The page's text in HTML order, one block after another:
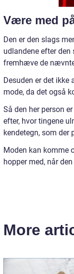
Være med
Den er den slags
udlandene efter den
fremhæve de
Desuden er det
mode, da det også
Så den her person
efter, hvor tingene
kendetegn, som der
Moden kan komme
hopper med, når
More